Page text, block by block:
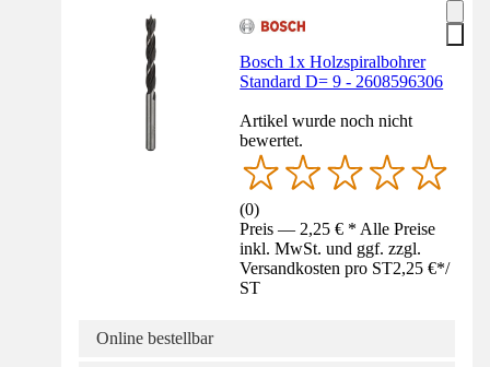
Bosch 1x Holzspiralbohrer
Standard D= 9 - 2608596306
Artikel wurde noch nicht
bewertet.
(0)
Preis — 2,25 € * Alle Preise
inkl. MwSt. und ggf. zzgl.
Versandkosten pro ST2,25 €*/
ST
Online bestellbar